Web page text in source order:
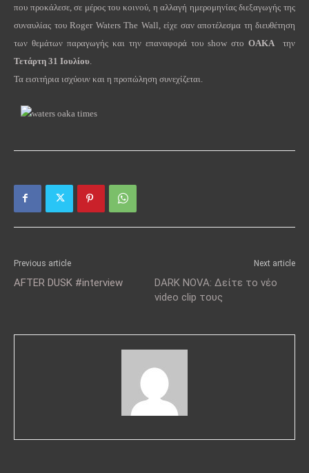
που προκάλεσε, σε μέρος του κοινού, η αλλαγή ημερομηνίας διεξαγωγής της
συναυλίας του Roger Waters The Wall, είχε σαν αποτέλεσμα τη διευθέτηση
των θεμάτων παραγωγής και την επαναφορά του show στο OAKA την
Τετάρτη 31 Ιουλίου
Τα εισιτήρια ισχύουν και η προπώληση συνεχίζεται.
Previous article
AFTER DUSK #interview
Next article
DARK NOVA: Δείτε το νέο
video clip τους